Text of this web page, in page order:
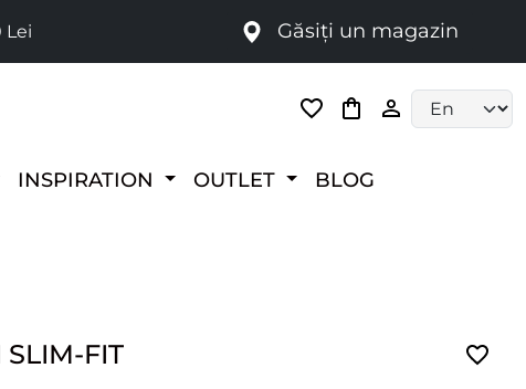
Lei Găsiți un magazin
INSPIRATION OUTLET BLOG
SLIM-FIT